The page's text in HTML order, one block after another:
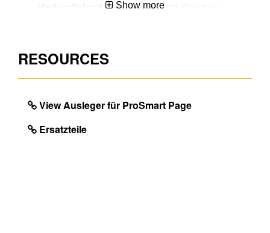
Herkunftsland
United Kingdom
EAN
DIMENSIONS
Ungefähres Produktgewicht
Show more
RESOURCES
View Ausleger für ProSmart Page
Ersatzteile